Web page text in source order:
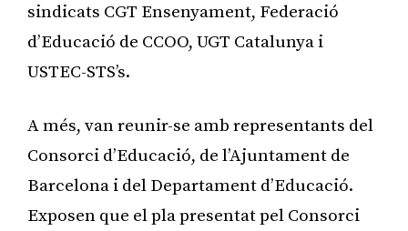
sindicats CGT Ensenyament, Federació
d’Educació de CCOO, UGT Catalunya i
USTEC-STS’s.
A més, van reunir-se amb representants del
Consorci d’Educació, de l’Ajuntament de
Barcelona i del Departament d’Educació.
Exposen que el pla presentat pel Consorci